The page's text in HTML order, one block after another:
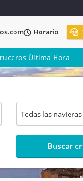
Horario
Última Hora
Buscar